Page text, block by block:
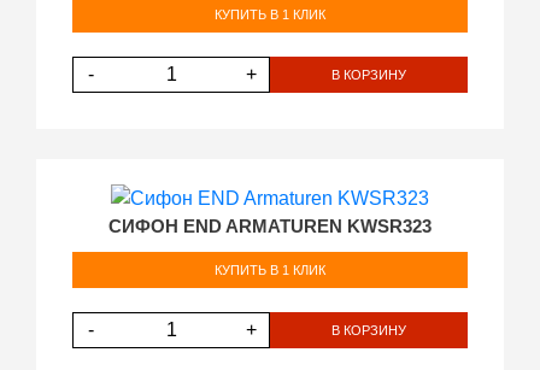
КУПИТЬ В 1 КЛИК
- + В КОРЗИНУ
СИФОН END ARMATUREN KWSR323
КУПИТЬ В 1 КЛИК
- + В КОРЗИНУ